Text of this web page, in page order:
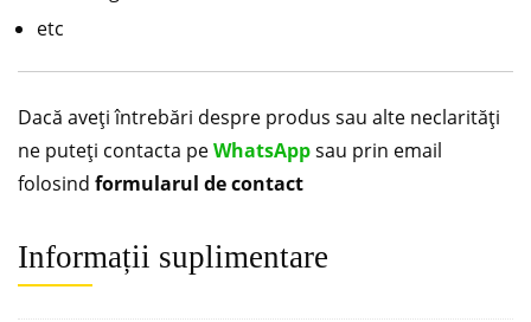
etc
Dacă aveți întrebări despre produs sau alte neclarități
ne puteți contacta peWhatsAppsau prin email
folosind formularul de contact
Informații suplimentare